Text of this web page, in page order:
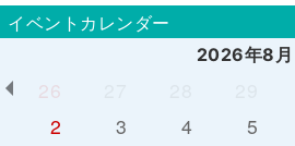
イベントカレンダー
2026年8月
26
2
3 4 5